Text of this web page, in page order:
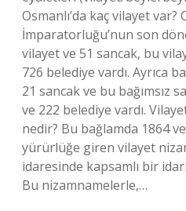
Osmanlı’da kaç vilayet var?
İmparatorluğu’nun son
vilayet ve 51 sancak, bu
726 belediye vardı. Ayrıca
21 sancak ve bu bağımsız
ve 222 belediye vardı.
nedir? Bu bağlamda 1864
yürürlüğe giren vilayet
idaresinde kapsamlı bir
Bu nizamnamelerle,…